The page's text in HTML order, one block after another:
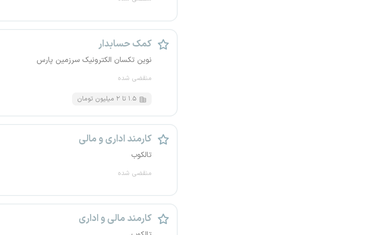
کمک حسابدار
نوین تکسان الکترونیک سرزمین پارس
منقضی شده
۱.۵ تا ۲ میلیون تومان
کارمند اداری و مالی
تالکوب
منقضی شده
کارمند مالی و اداری